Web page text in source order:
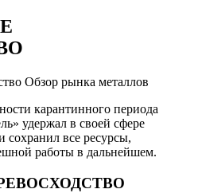
Обзор рынка металлов
карантинного периода
удержал в своей сфере
сохранил все ресурсы,
работы в дальнейшем.